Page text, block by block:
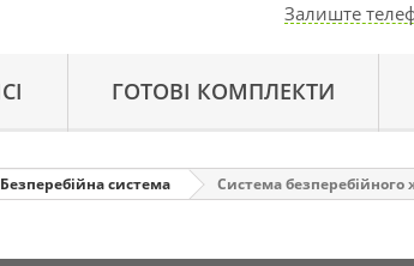
Залиште
ГОТОВІ КОМПЛЕКТИ
Безперебійна система Система безперебійного